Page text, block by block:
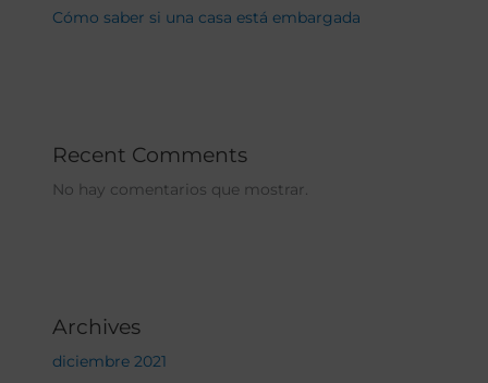
Cómo saber si una casa está embargada
Recent Comments
No hay comentarios que mostrar.
Archives
diciembre 2021